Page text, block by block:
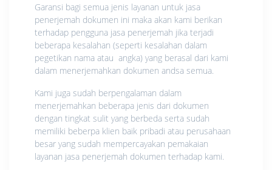
Garansi bagi semua jenis layanan untuk jasa
penerjemah dokumen ini maka akan kami berikan
terhadap pengguna jasa penerjemah jika terjadi
beberapa kesalahan (seperti kesalahan dalam
pegetikan nama atau angka) yang berasal dari kami
dalam menerjemahkan dokumen andsa semua.
Kami juga sudah berpengalaman dalam
menerjemahkan beberapa jenis dari dokumen
dengan tingkat sulit yang berbeda serta sudah
memiliki beberpa klien baik pribadi atau perusahaan
besar yang sudah mempercayakan pemakaian
layanan jasa penerjemah dokumen terhadap kami.